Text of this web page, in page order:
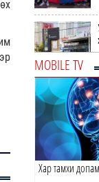
MOBILE TV
Хар тамхи